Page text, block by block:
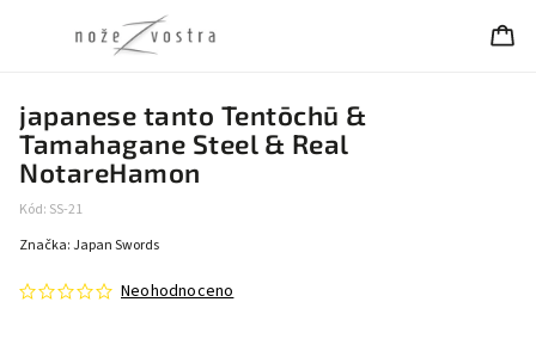
japanese tanto Tentōchū &
Tamahagane Steel & Real
NotareHamon
Kód: SS-21
Neohodnoceno
Značka:Japan Swords